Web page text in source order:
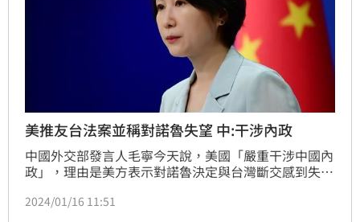
美推友台法案並稱對諾魯失望 中:干涉內政
中國外交部發言人毛寧今天說，美國「嚴重干涉中國內
政」，理由是美方表示對諾魯決定與台灣斷交感到失
灣加入國際貨幣基金（IMF）。
2024/01/16 11:51